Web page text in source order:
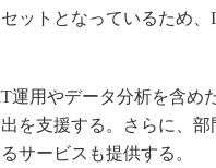
グローバ
ットとなっているため
用やデータ分析を含め
を支援する。さらに、部
サービスも提供する。